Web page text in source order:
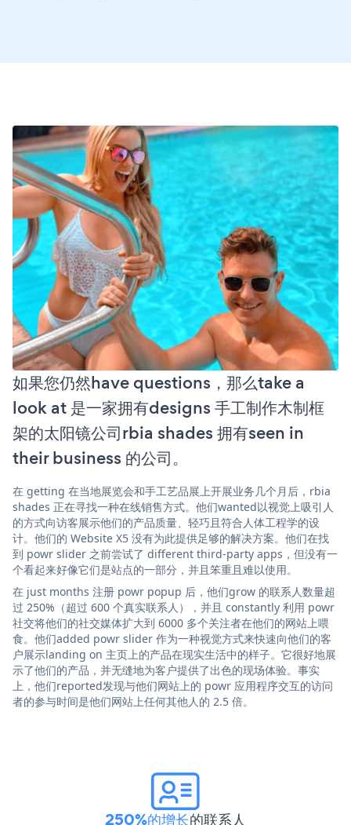
如果您仍然have questions，那么take a
look at 是一家拥有designs 手工制作木制框
架的太阳镜公司rbia shades 拥有seen in
their business 的公司。
在 getting 在当地展览会和手工艺品展上开展业务几个月后，rbia
shades 正在寻找一种在线销售方式。他们wanted以视觉上吸引人
的方式向访客展示他们的产品质量、轻巧且符合人体工程学的设
计。他们的 Website X5 没有为此提供足够的解决方案。他们在找
到 powr slider 之前尝试了 different third-party apps，但没有一
个看起来好像它们是站点的一部分，并且笨重且难以使用。
在 just months 注册 powr popup 后，他们grow 的联系人数量超
过 250%（超过 600 个真实联系人），并且 constantly 利用 powr
社交将他们的社交媒体扩大到 6000 多个关注者在他们的网站上喂
食。他们added powr slider 作为一种视觉方式来快速向他们的客
户展示landing on 主页上的产品在现实生活中的样子。它很好地展
示了他们的产品，并无缝地为客户提供了出色的现场体验。事实
上，他们reported发现与他们网站上的 powr 应用程序交互的访问
者的参与时间是他们网站上任何其他人的 2.5 倍。
250%的增长的联系人